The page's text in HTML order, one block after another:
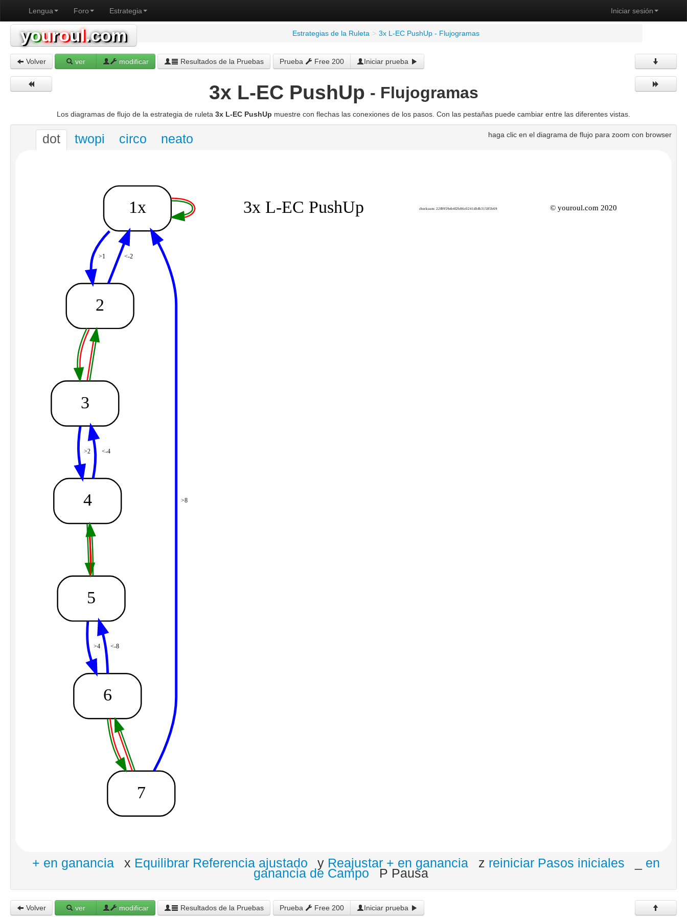
Iniciar sesión
Lengua Foro Estrategia
youroul.com Estrategias de la Ruleta > 3x L-EC PushUp - Flujogramas
Volver ver modificar Resultados de la Pruebas Prueba Free 200 Iniciar prueba
3x L-EC PushUp - Flujogramas
Los diagramas de flujo de la estrategia de ruleta 3x L-EC PushUp muestre con flechas las conexiones de los pasos. Con las pestañas puede cambiar entre las diferentes vistas.
haga clic en el diagrama de flujo para zoom con browser
dot twopi circo neato
+ en ganancia x Equilibrar Referencia ajustado y Reajustar + en ganancia z reiniciar Pasos iniciales en
ganancia de Campo P Pausa
Volver ver modificar Resultados de la Pruebas Prueba Free 200 Iniciar prueba